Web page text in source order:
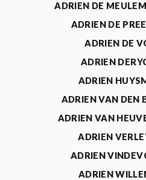
ADRIEN DE
ADRIEN DE
ADRIEN DE
ADRIEN
ADRIEN
ADRIEN VAN DEN
ADRIEN VAN
ADRIEN
ADRIEN
ADRIEN